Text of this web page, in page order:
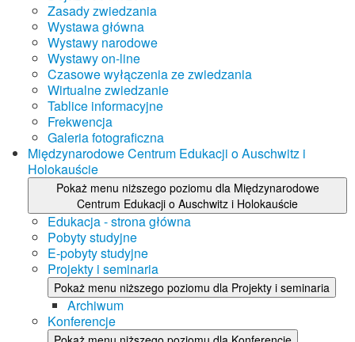
Zasady zwiedzania
Wystawa główna
Wystawy narodowe
Wystawy on-line
Czasowe wyłączenia ze zwiedzania
Wirtualne zwiedzanie
Tablice informacyjne
Frekwencja
Galeria fotograficzna
Międzynarodowe Centrum Edukacji o Auschwitz i
Holokauście
Pokaż menu niższego poziomu dla Międzynarodowe
Centrum Edukacji o Auschwitz i Holokauście
Edukacja - strona główna
Pobyty studyjne
E-pobyty studyjne
Projekty i seminaria
Pokaż menu niższego poziomu dla Projekty i seminaria
Archiwum
Konferencje